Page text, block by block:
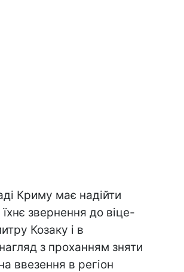
Криму має надійти
їхнє звернення до віце-
Козаку і в
з проханням зняти
ввезення в регіон